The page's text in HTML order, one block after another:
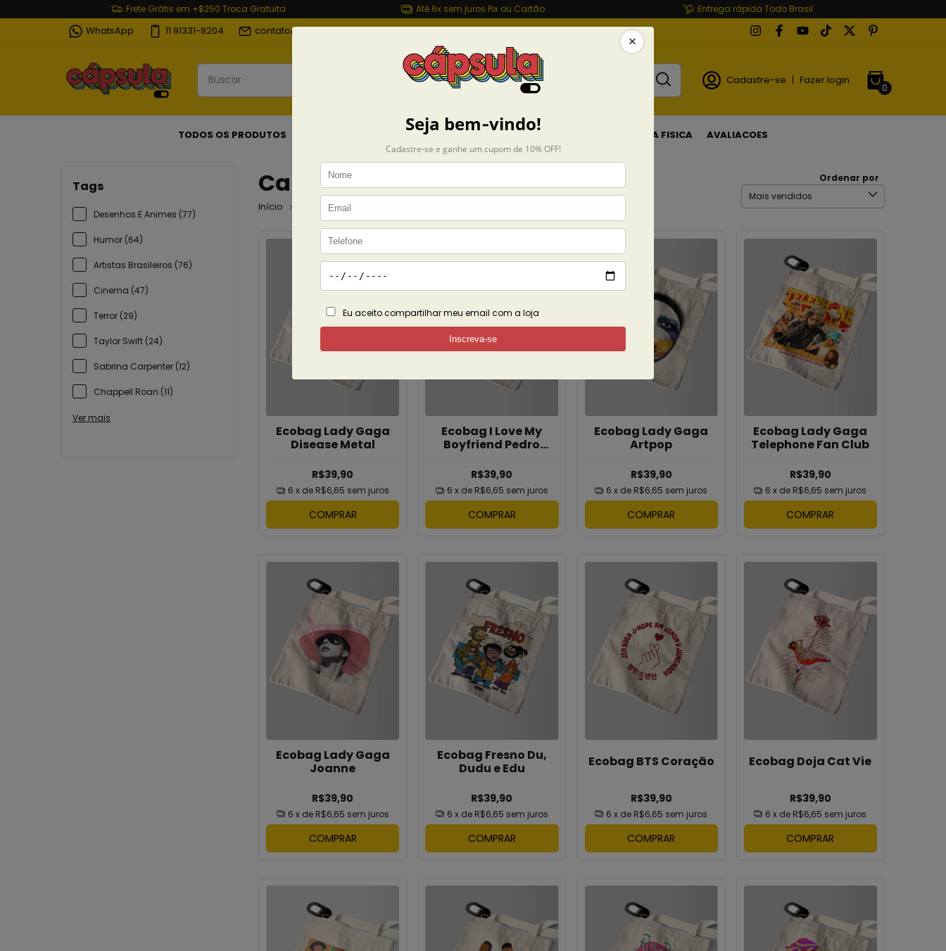
Frete Grátis em +$250 Troca Gratuita Até 6x sem juros Pix ou Cartão Entrega rápida Todo Brasil
WhatsApp 11 91331-8204 contato@capsulashop.com.br
Cadastre-se | Fazer login
0
TODOS OS PRODUTOS ACESSÓRIOS CASA LOJA FISICA AVALIACOES
Tags
Desenhos E Animes (77)
Humor (64)
Artistas Brasileiros (76)
Cinema (47)
Terror (29)
Taylor Swift (24)
Sabrina Carpenter (12)
Chappell Roan (11)
Ver mais
Camisetas
Início Camisetas
Exibindo 385-408 de 880 produtos
Ordenar por
Ecobag Lady Gaga
Disease Metal
R$39,90
6 x de R$6,65 sem juros
COMPRAR
Ecobag I Love My
Boyfriend Pedro
R$39,90
6 x de R$6,65 sem juros
COMPRAR
Ecobag Lady Gaga
Artpop
R$39,90
6 x de R$6,65 sem juros
COMPRAR
Ecobag Lady Gaga
Telephone Fan Club
R$39,90
6 x de R$6,65 sem juros
COMPRAR
Ecobag Lady Gaga
Joanne
R$39,90
6 x de R$6,65 sem juros
COMPRAR
Ecobag Fresno Du,
Dudu e Edu
R$39,90
6 x de R$6,65 sem juros
COMPRAR
Ecobag BTS Coração
R$39,90
6 x de R$6,65 sem juros
COMPRAR
Ecobag Doja Cat Vie
R$39,90
6 x de R$6,65 sem juros
COMPRAR